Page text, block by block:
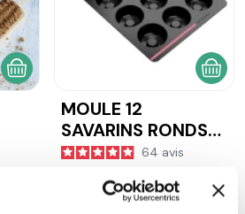
AJOUTER AU PANIER
MOULE 12
SAVARINS RONDS
OHRA®
64 avis
46,90 €